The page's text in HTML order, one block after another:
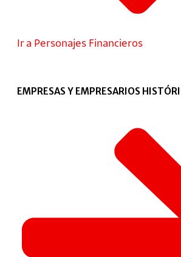
Ir a Personajes Financieros
EMPRESAS Y EMPRESARIOS